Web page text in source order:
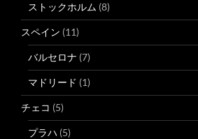
ストックホルム (8)
スペイン (11)
バルセロナ (7)
マドリード (1)
チェコ (5)
プラハ (5)